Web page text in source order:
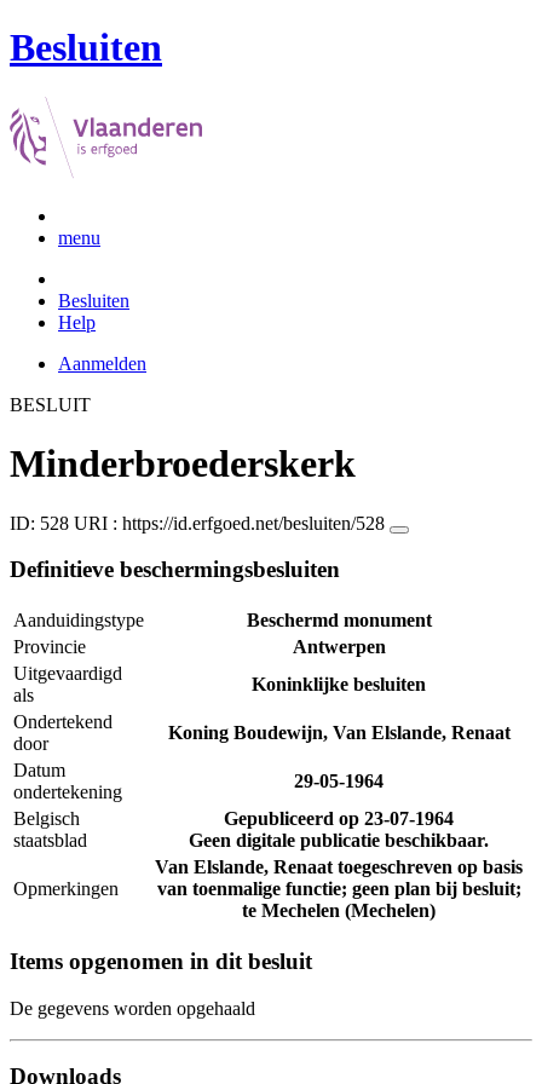
Besluiten
menu
Besluiten
Help
Aanmelden
BESLUIT
Minderbroederskerk
ID: 528 URI : https://id.erfgoed.net/besluiten/528
Definitieve beschermingsbesluiten
Aanduidingstype
Beschermd monument
Provincie
Antwerpen
Uitgevaardigd
als
Koninklijke besluiten
Ondertekend
door
Koning Boudewijn, Van Elslande, Renaat
Datum
ondertekening
29-05-1964
Belgisch
staatsblad
Gepubliceerd op 23-07-1964
Geen digitale publicatie beschikbaar.
Opmerkingen
Van Elslande, Renaat toegeschreven op basis
van toenmalige functie; geen plan bij besluit;
te Mechelen (Mechelen)
Items opgenomen in dit besluit
De gegevens worden opgehaald
Downloads